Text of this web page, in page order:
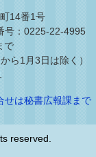
14番1号
号：0225-22-4995
で
ら1月3日は除く）
せは秘書広報課まで
reserved.